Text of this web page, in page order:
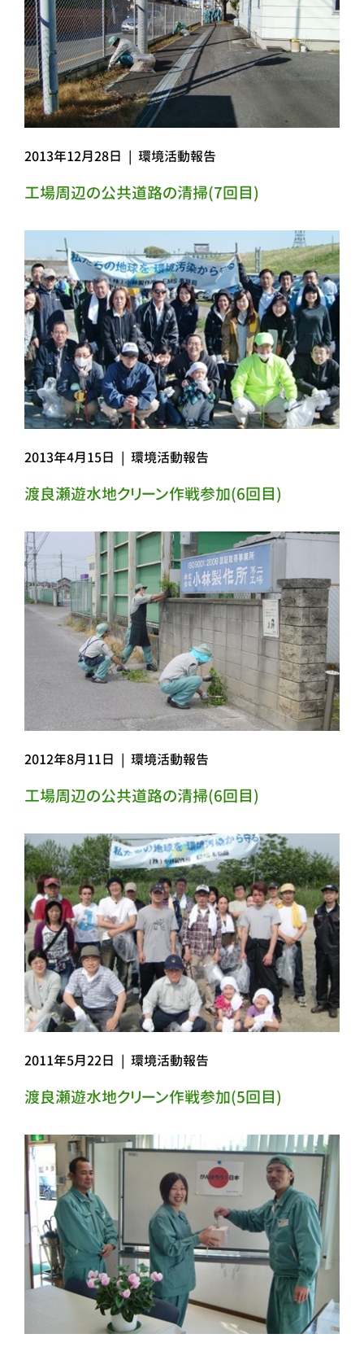
2013年12月28日 | 環境活動報告
工場周辺の公共道路の清掃(7回目)
2013年4月15日 | 環境活動報告
渡良瀬遊水地クリーン作戦参加(6回目)
2012年8月11日 | 環境活動報告
工場周辺の公共道路の清掃(6回目)
2011年5月22日 | 環境活動報告
渡良瀬遊水地クリーン作戦参加(5回目)